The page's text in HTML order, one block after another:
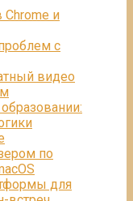
Chrome и
с
видео
по
для